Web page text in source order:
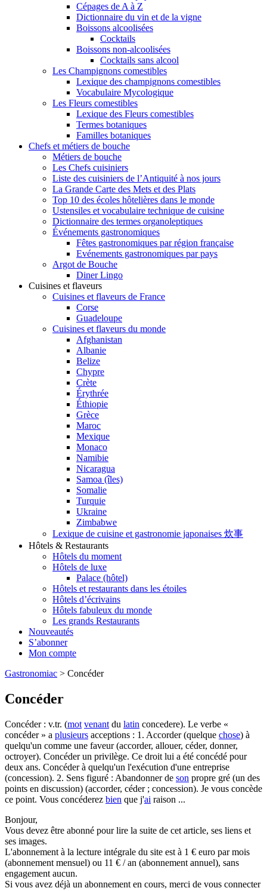
Cépages de A à Z
Dictionnaire du vin et de la vigne
Boissons alcoolisées
Cocktails
Boissons non-alcoolisées
Cocktails sans alcool
Les Champignons comestibles
Lexique des champignons comestibles
Vocabulaire Mycologique
Les Fleurs comestibles
Lexique des Fleurs comestibles
Termes botaniques
Familles botaniques
Chefs et métiers de bouche
Métiers de bouche
Les Chefs cuisiniers
Liste des cuisiniers de l’Antiquité à nos jours
La Grande Carte des Mets et des Plats
Top 10 des écoles hôtelières dans le monde
Ustensiles et vocabulaire technique de cuisine
Dictionnaire des termes organoleptiques
Événements gastronomiques
Fêtes gastronomiques par région française
Evénements gastronomiques par pays
Argot de Bouche
Diner Lingo
Cuisines et flaveurs
Cuisines et flaveurs de France
Corse
Guadeloupe
Cuisines et flaveurs du monde
Afghanistan
Albanie
Belize
Chypre
Crète
Érythrée
Éthiopie
Grèce
Maroc
Mexique
Monaco
Namibie
Nicaragua
Samoa (îles)
Somalie
Turquie
Ukraine
Zimbabwe
Lexique de cuisine et gastronomie japonaises 炊事
Hôtels & Restaurants
Hôtels du moment
Hôtels de luxe
Palace (hôtel)
Hôtels et restaurants dans les étoiles
Hôtels d’écrivains
Hôtels fabuleux du monde
Les grands Restaurants
Nouveautés
S’abonner
Mon compte
Gastronomiac > Concéder
Concéder
Concéder : v.tr. (mot venant du latin concedere). Le verbe «
concéder » a plusieurs acceptions : 1. Accorder (quelque chose) à
quelqu'un comme une faveur (accorder, allouer, céder, donner,
octroyer). Concéder un privilège. Ce droit lui a été concédé pour
deux ans. Concéder à quelqu'un l'exécution d'une entreprise
(concession). 2. Sens figuré : Abandonner de son propre gré (un des
points en discussion) (accorder, céder ; concession). Je vous concède
ce point. Vous concéderez bien que j'ai raison ...
Bonjour,
Vous devez être abonné pour lire la suite de cet article, ses liens et
ses images.
L'abonnement à la lecture intégrale du site est à 1 € euro par mois
(abonnement mensuel) ou 11 € / an (abonnement annuel), sans
engagement aucun.
Si vous avez déjà un abonnement en cours, merci de vous connecter